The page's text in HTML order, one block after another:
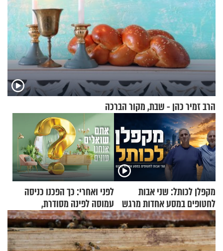
הרב זמיר כהן - שבת, מקור הברכה
מקפלן לכותל: שני אבות
לחטופים במסע אחדות מרגש
לפני ואחרי: כך הפכנו כניסה
עמוסה לפינה מסודרת,
שימושית ומזמינה